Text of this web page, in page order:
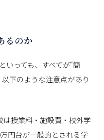
るのか
いっても、すべてが“簡
下のような注意点があり
は授業料・施設費・校外学
円台が一般的とされる学